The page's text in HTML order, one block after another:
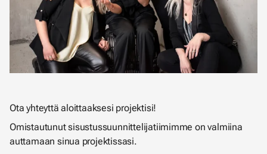
Ota yhteyttä aloittaaksesi projektisi!
Omistautunut sisustussuunnittelijatiimimme on valmiina
auttamaan sinua projektissasi.